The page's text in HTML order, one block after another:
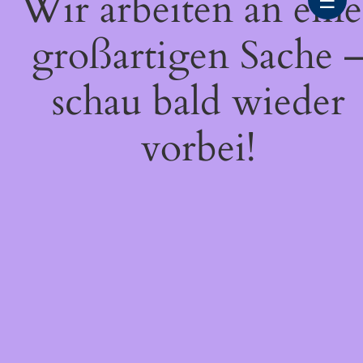
großartigen Sache
schau bald wieder
vorbei!